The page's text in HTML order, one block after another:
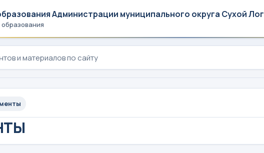
Администрации муниципального округа Сухой Лог